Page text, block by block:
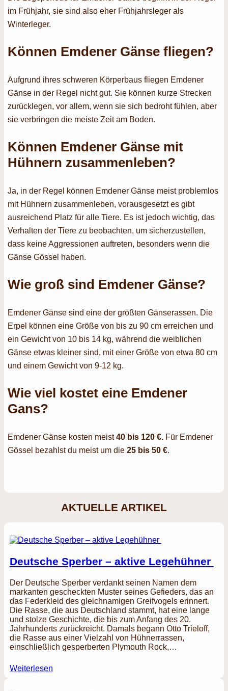
im Frühjahr, sie sind also eher Frühjahrsleger als
Winterleger.
Können Emdener Gänse fliegen?
Aufgrund ihres schweren Körperbaus fliegen Emdener
Gänse in der Regel nicht gut. Sie können kurze Strecken
zurücklegen, vor allem, wenn sie sich bedroht fühlen, aber
sie verbringen die meiste Zeit am Boden.
Können Emdener Gänse mit
Hühnern zusammenleben?
Ja, in der Regel können Emdener Gänse meist problemlos
mit Hühnern zusammenleben, vorausgesetzt es gibt
ausreichend Platz für alle Tiere. Es ist jedoch wichtig, das
Verhalten der Tiere zu beobachten, um sicherzustellen,
dass keine Aggressionen auftreten, besonders wenn die
Gänse Gössel haben.
Wie groß sind Emdener Gänse?
Emdener Gänse sind eine der größten Gänserassen. Die
Erpel können eine Größe von bis zu 90 cm erreichen und
ein Gewicht von 10 bis 14 kg, während die weiblichen
Gänse etwas kleiner sind, mit einer Größe von etwa 80 cm
und einem Gewicht von 9-12 kg.
Wie viel kostet eine Emdener
Gans?
Emdener Gänse kosten meist40 bis 120 €. Für Emdener
Gössel bezahlst du meist um die25 bis 50 €.
AKTUELLE ARTIKEL
Deutsche Sperber – aktive Legehühner
Der Deutsche Sperber verdankt seinen Namen dem
markanten gescheckten Muster seines Gefieders, das an
das Federkleid des gleichnamigen Greifvogels erinnert.
Die Rasse, die aus Deutschland stammt, hat eine lange
und stolze Geschichte, die bis zum Anfang des 20.
Jahrhunderts zurückreicht. Damals begann Otto Trieloff,
die Rasse aus einer Vielzahl von Hühnerrassen,
einschließlich gesperberten Plymouth Rock,…
Weiterlesen